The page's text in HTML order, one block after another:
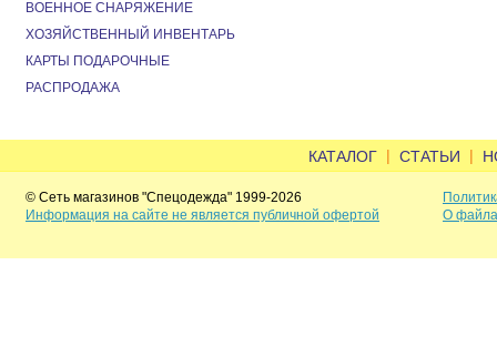
ВОЕННОЕ СНАРЯЖЕНИЕ
ХОЗЯЙСТВЕННЫЙ ИНВЕНТАРЬ
КАРТЫ ПОДАРОЧНЫЕ
РАСПРОДАЖА
КАТАЛОГ | СТАТЬИ |
© Сеть магазинов "Спецодежда" 1999-2026
Информация на сайте не является публичной офертой
О